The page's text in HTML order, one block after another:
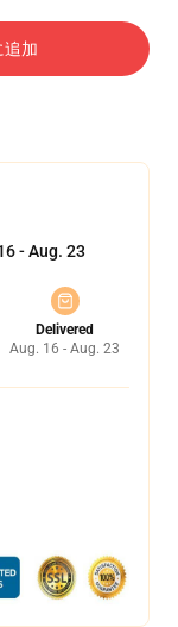
追加
- Aug. 23
Delivered
Aug. 16 - Aug. 23